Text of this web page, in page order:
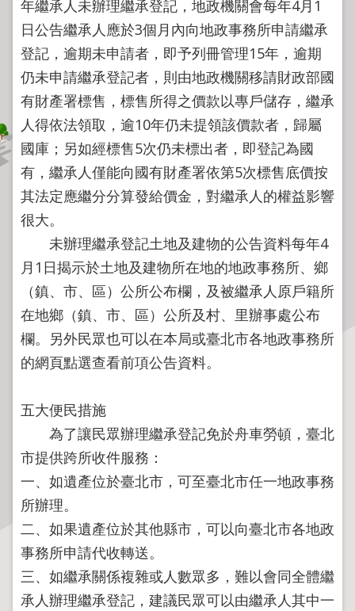
應
檔
案
應
用
政
府
資
訊
公
開
公
訊
機
關
紹
業
務
資
訊
主
題
專
區
年繼承人未辦理繼承登記，地政機關會每年4月1
日公告繼承人應於3個月內向地政事務所申請繼承
登記，逾期未申請者，即予列冊管理15年，逾期
仍未申請繼承登記者，則由地政機關移請財政部國
有財產署標售，標售所得之價款以專戶儲存，繼承
人得依法領取，逾10年仍未提領該價款者，歸屬
國庫；另如經標售5次仍未標出者，即登記為國
有，繼承人僅能向國有財產署依第5次標售底價按
其法定應繼分分算發給價金，對繼承人的權益影響
很大。
未辦理繼承登記土地及建物的公告資料每年4
月1日揭示於土地及建物所在地的地政事務所、鄉
（鎮、市、區）公所公布欄，及被繼承人原戶籍所
在地鄉（鎮、市、區）公所及村、里辦事處公布
欄。另外民眾也可以在本局或臺北市各地政事務所
的網頁點選查看前項公告資料。
五大便民措施
為了讓民眾辦理繼承登記免於舟車勞頓，臺北
市提供跨所收件服務：
一、如遺產位於臺北市，可至臺北市任一地政事務
所辦理。
二、如果遺產位於其他縣市，可以向臺北市各地政
事務所申請代收轉送。
三、如繼承關係複雜或人數眾多，難以會同全體繼
承人辦理繼承登記，建議民眾可以由繼承人其中一